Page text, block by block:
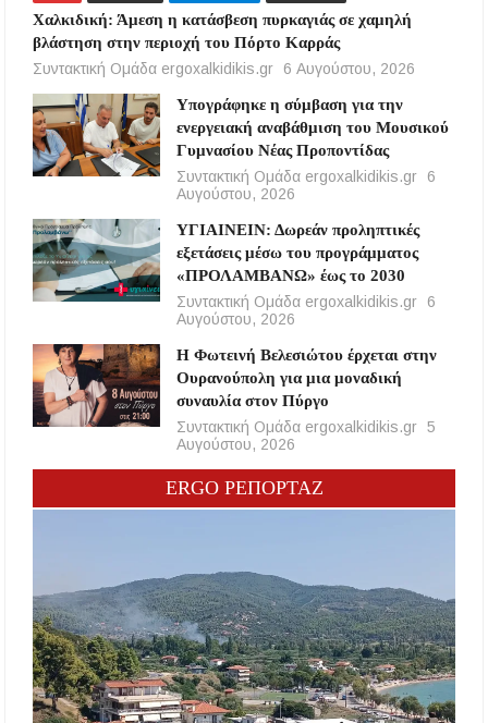
Χαλκιδική: Άμεση η κατάσβεση πυρκαγιάς σε χαμηλή
βλάστηση στην περιοχή του Πόρτο Καρράς
Συντακτική Ομάδα ergoxalkidikis.gr
6 Αυγούστου, 2026
Υπογράφηκε η σύμβαση για την
ενεργειακή αναβάθμιση του Μουσικού
Γυμνασίου Νέας Προποντίδας
Συντακτική Ομάδα ergoxalkidikis.gr
6
Αυγούστου, 2026
ΥΓΙΑΙΝΕΙΝ: Δωρεάν προληπτικές
εξετάσεις μέσω του προγράμματος
«ΠΡΟΛΑΜΒΑΝΩ» έως το 2030
Συντακτική Ομάδα ergoxalkidikis.gr
6
Αυγούστου, 2026
Η Φωτεινή Βελεσιώτου έρχεται στην
Ουρανούπολη για μια μοναδική
συναυλία στον Πύργο
Συντακτική Ομάδα ergoxalkidikis.gr 5
Αυγούστου, 2026
ERGO ΡΕΠΟΡΤΑΖ